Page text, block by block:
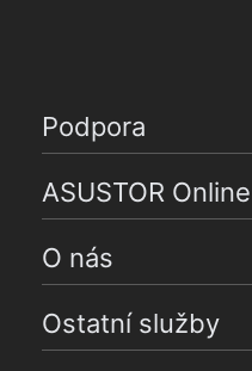
Podpora
ASUSTOR Online
O nás
Ostatní služby